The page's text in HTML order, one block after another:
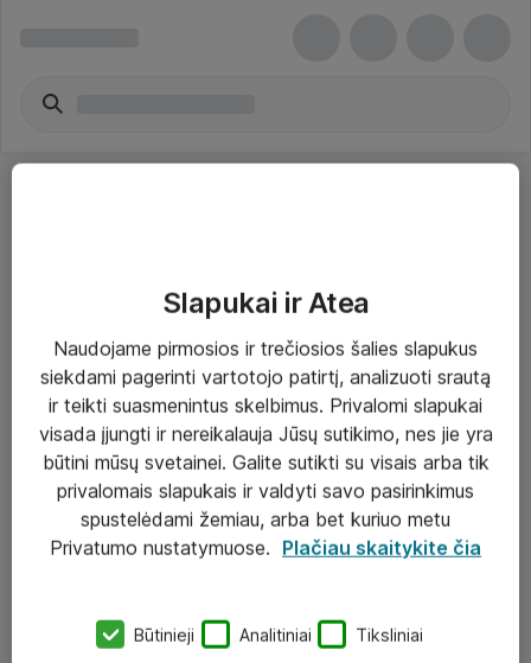
Paslaugos
Sprendimai
Įgyvendinti projektai
Atea ekspertų patarimai verslui
eShop@atea.lt
Slapukai ir Atea
Naudojame pirmosios ir trečiosios šalies slapukus
siekdami pagerinti vartotojo patirtį, analizuoti srautą
ir teikti suasmenintus skelbimus. Privalomi slapukai
visada įjungti ir nereikalauja Jūsų sutikimo, nes jie yra
būtini mūsų svetainei. Galite sutikti su visais arba tik
privalomais slapukais ir valdyti savo pasirinkimus
spustelėdami žemiau, arba bet kuriuo metu
Privatumo nustatymuose. Plačiau skaitykite čia
Būtinieji Analitiniai Tiksliniai